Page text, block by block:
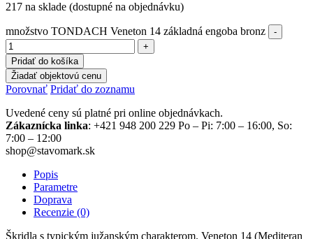
217 na sklade (dostupné na objednávku)
množstvo TONDACH Veneton 14 základná engoba bronz
Pridať do košíka
Žiadať objektovú cenu
Porovnať Pridať do zoznamu
Uvedené ceny sú platné pri online objednávkach.
Zákaznícka linka: +421 948 200 229 Po – Pi: 7:00 – 16:00, So:
7:00 – 12:00
shop@stavomark.sk
Popis
Parametre
Doprava
Recenzie (0)
Škridla s typickým južanským charakterom. Veneton 14 (Mediteran